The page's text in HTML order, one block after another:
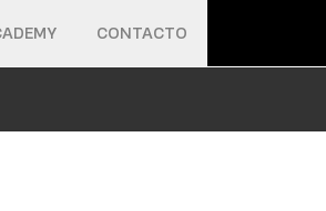
CONTACTO